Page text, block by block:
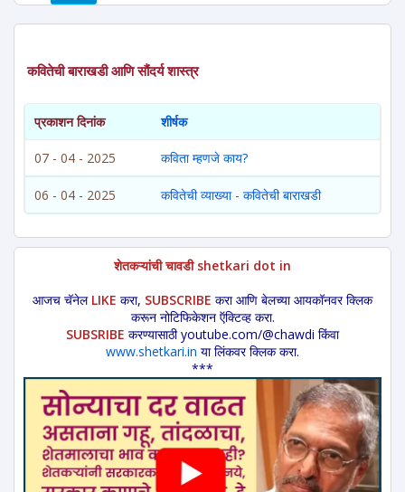
कवितेची बाराखडी आणि सौंदर्य शास्त्र
प्रकाशन दिनांक शीर्षक
07 - 04 - 2025 कविता म्हणजे काय?
06 - 04 - 2025 कवितेची व्याख्या - कवितेची बाराखडी
शेतकऱ्यांची चावडी shetkari dot in
आजच चॅनेल LIKE करा, SUBSCRIBE करा आणि बेलच्या आयकॉनवर क्लिक
करून नोटिफिकेशन ऍक्टिव्ह करा.
SUBSRIBE करण्यासाठी youtube.com/@chawdi किंवा
www.shetkari.in या लिंकवर क्लिक करा.
***